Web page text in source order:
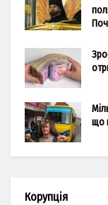
що
Корупція